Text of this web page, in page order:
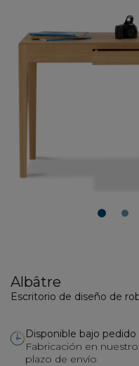
1 2
Albâtre
Escritorio de diseño de
Disponible bajo pedido
Fabricación en
plazo de envío